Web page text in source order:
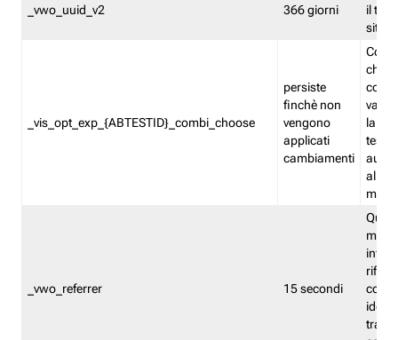
_vwo_uuid_v2 366 giorni
il
sito
_vis_opt_exp_{ABTESTID}_combi_choose
persiste
finchè non
vengono
applicati
cambiamenti
che
la
test.
_vwo_referrer 15 secondi